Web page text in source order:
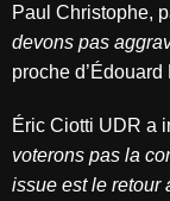
Paul Christophe,
devons pas
proche
Éric Ciotti UDR a
voterons pas la
issue est le retour